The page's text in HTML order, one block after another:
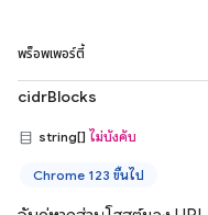
พร็อพเพอร์ตี้
cidrBlocks
string[] ไม่บังคับ
Chrome 123 ขึ้นไป